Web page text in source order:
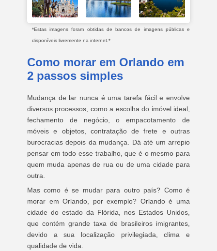
*Estas imagens foram obtidas de bancos de imagens públicas e
disponíveis livremente na internet.*
Como morar em Orlando em
2 passos simples
Mudança de lar nunca é uma tarefa fácil e envolve
diversos processos, como a escolha do imóvel ideal,
fechamento de negócio, o empacotamento de
móveis e objetos, contratação de frete e outras
burocracias depois da mudança. Dá até um arrepio
pensar em todo esse trabalho, que é o mesmo para
quem muda apenas de rua ou de uma cidade para
outra.
Mas como é se mudar para outro país? Como é
morar em Orlando, por exemplo? Orlando é uma
cidade do estado da Flórida, nos Estados Unidos,
que contém grande taxa de brasileiros imigrantes,
devido a sua localização privilegiada, clima e
qualidade de vida.